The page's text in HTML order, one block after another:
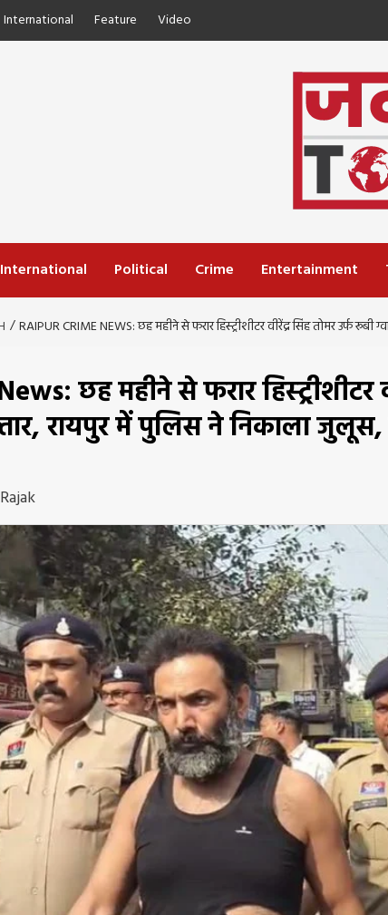
International Feature Video
International Political Crime Entertainment
RAIPUR CRIME NEWS: छह महीने से फरार हिस्ट्रीशीटर वीरेंद्र सिंह तोमर उर्फ
छह महीने से फरार हिस्ट्रीशीटर
रायपुर में पुलिस ने निकाला